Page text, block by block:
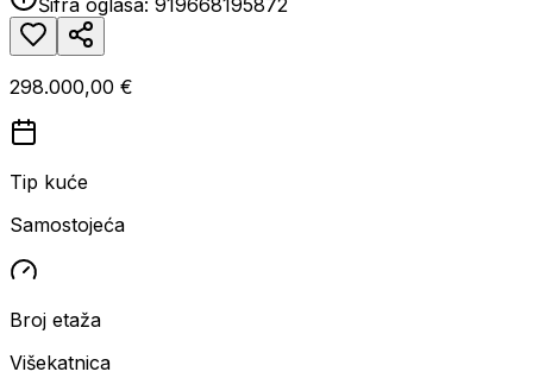
298.000,00 €
Tip kuće
Samostojeća
Broj etaža
Višekatnica